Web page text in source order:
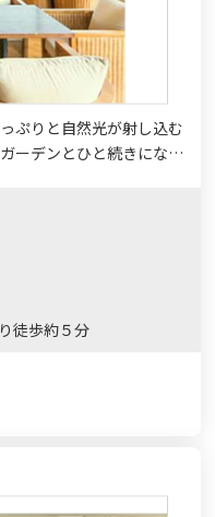
ぷりと自然光が射し込む
ーデンとひと続きになる
徒歩約５分